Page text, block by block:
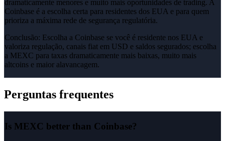
dramaticamente menores e muito mais oportunidades de trading. A
Coinbase é a escolha certa para residentes dos EUA e para quem
prioriza a máxima rede de segurança regulatória.
Conclusão: Escolha a Coinbase se você é residente nos EUA e
valoriza regulação, canais fiat em USD e saldos segurados; escolha
a MEXC para taxas dramaticamente mais baixas, muito mais
altcoins e maior alavancagem.
Perguntas frequentes
Is MEXC better than Coinbase?